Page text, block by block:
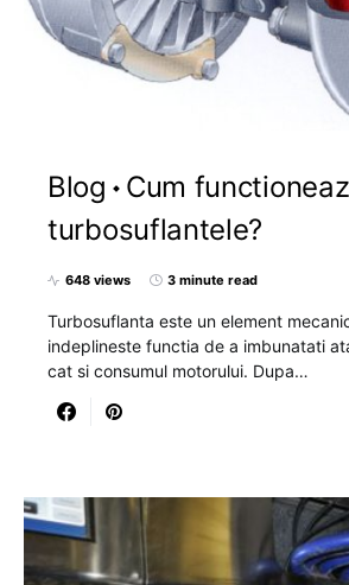
Blog
Cum
turbosuflantele?
648 views 3 minute read
Turbosuflanta este un element
indeplineste functia de a imbunatati
cat si consumul motorului. Dupa…